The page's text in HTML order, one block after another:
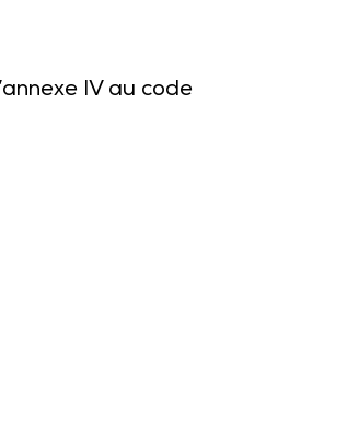
IV au code